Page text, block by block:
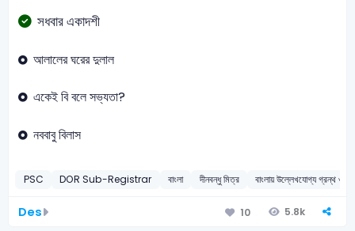
সধবার একাদশী
আলালের ঘরের দুলাল
একেই বি বলে সভ্যতা?
নববাবু বিলাস
PSC DOR Sub-Registrar বাংলা দীনবন্ধু মিত্র বাংলায় উল্লেখযোগ্য গ্রন্থ ও
Des 10 5.8k